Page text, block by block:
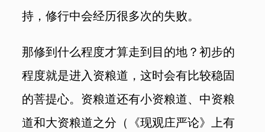
持，修行中会经历很多次的失败。
那修到什么程度才算走到目的地？初步的
程度就是进入资粮道，这时会有比较稳固
的菩提心。资粮道还有小资粮道、中资粮
道和大资粮道之分（《现观庄严论》上有